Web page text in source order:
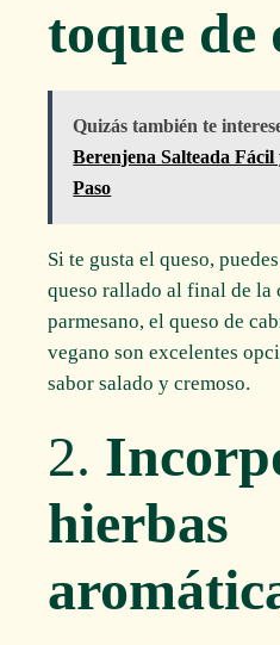
toque de
Quizás también te
Berenjena Salteada Fácil
Paso
Si te gusta el queso,
queso rallado al final de la
parmesano, el queso de
vegano son excelentes
sabor salado y cremoso.
2.
hierbas